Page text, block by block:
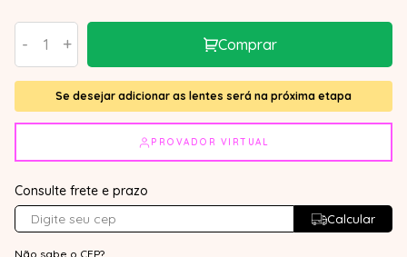
- + Comprar
Se desejar adicionar as lentes será na próxima etapa
PROVADOR VIRTUAL
Consulte frete e prazo
Calcular
Não sabe o CEP?